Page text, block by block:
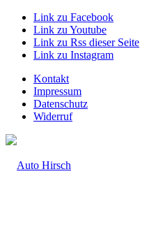
Link zu Facebook
Link zu Youtube
Link zu Rss dieser Seite
Link zu Instagram
Kontakt
Impressum
Datenschutz
Widerruf